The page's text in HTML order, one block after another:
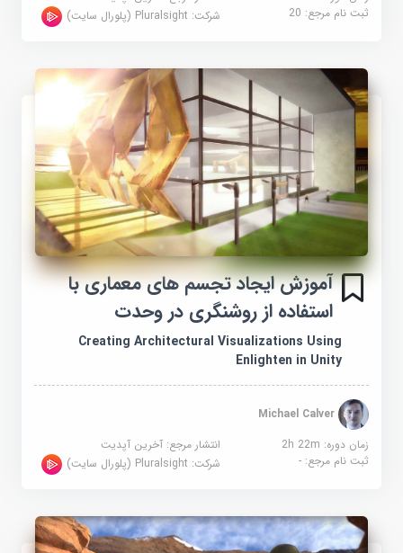
ثبت نام مرجع:20 شرکت:Pluralsight (پلورال سایت)
آموزش ایجاد تجسم های معماری با
استفاده از روشنگری در وحدت
Creating Architectural Visualizations Using
Enlighten in Unity
Michael Calver
زمان دوره: 2h 22m
انتشار مرجع:آخرین آپدیت
ثبت نام مرجع:- شرکت:Pluralsight (پلورال سایت)